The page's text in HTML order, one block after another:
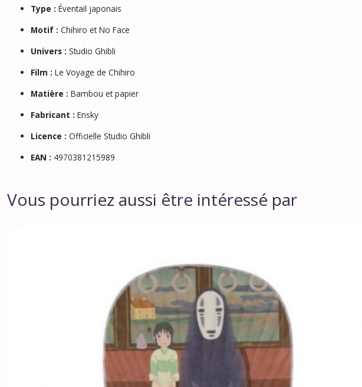
Type : Éventail japonais
Motif : Chihiro et No Face
Univers : Studio Ghibli
Film : Le Voyage de Chihiro
Matière : Bambou et papier
Fabricant : Ensky
Licence : Officielle Studio Ghibli
EAN : 4970381215989
Vous pourriez aussi être intéressé par